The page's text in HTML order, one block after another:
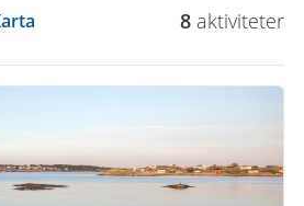
8 aktiviteter